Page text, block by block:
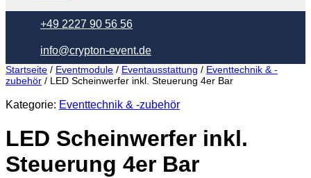
+49 2227 90 56 56
info@crypton-event.de
Startseite / Eventmodule / Eventausstattung / Eventtechnik & -
zubehör / LED Scheinwerfer inkl. Steuerung 4er Bar
Kategorie: Eventtechnik & -zubehör
LED Scheinwerfer inkl.
Steuerung 4er Bar